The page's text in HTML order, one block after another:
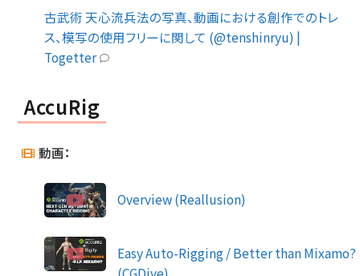
古武術 天心流兵法の写真、動画における創作でのトレ
ス、模写の使用フリーに関して (@tenshinryu) |
Togetter
AccuRig
動画：
Overview (Reallusion)
Easy Auto-Rigging / Better than Mixamo?